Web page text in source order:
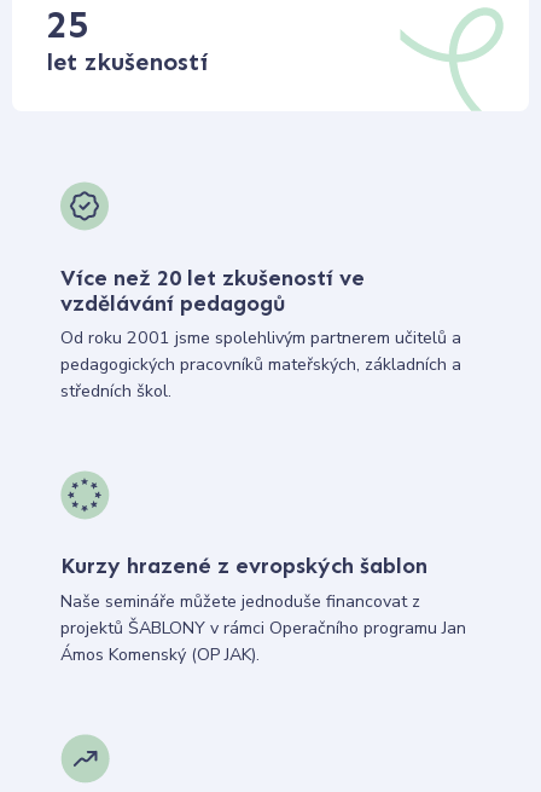
25
let zkušeností
Více než 20 let zkušeností ve
vzdělávání pedagogů
Od roku 2001 jsme spolehlivým partnerem učitelů a
pedagogických pracovníků mateřských, základních a
středních škol.
Kurzy hrazené z evropských šablon
Naše semináře můžete jednoduše financovat z
projektů ŠABLONY v rámci Operačního programu Jan
Ámos Komenský (OP JAK).